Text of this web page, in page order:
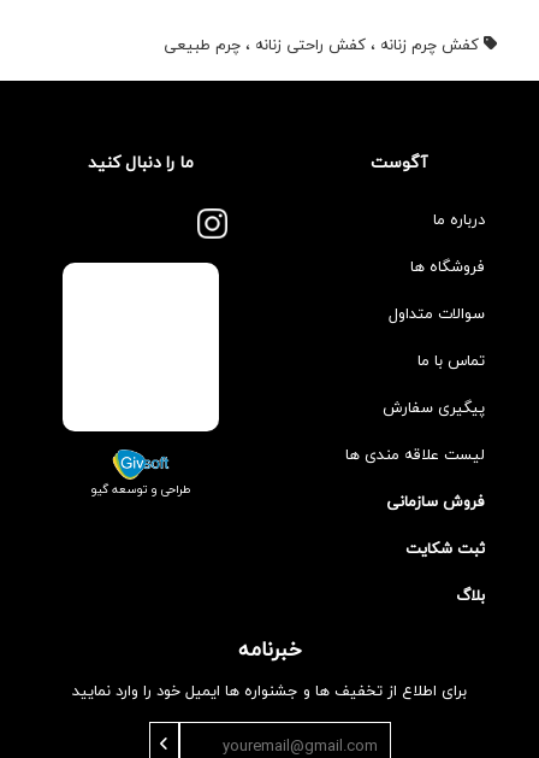
کفش چرم زنانه ، کفش راحتی زنانه ، چرم طبیعی
آگوست
درباره ما
فروشگاه ها
سوالات متداول
تماس با ما
پیگیری سفارش
لیست علاقه مندی ها
فروش سازمانی
ثبت شکایت
بلاگ
ما را دنبال کنید
طراحی و توسعه گیو
خبرنامه
برای اطلاع از تخفیف ها و جشنواره ها ایمیل خود را وارد نمایید